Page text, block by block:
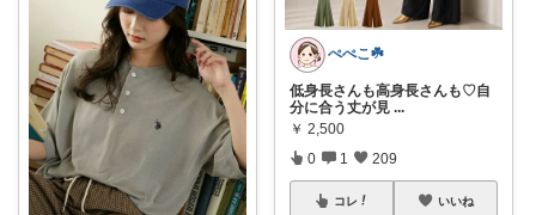
ぺぺこ☘️
低身長さんも高身長さんも♡自
分に合う丈が見 ...
￥ 2,500
0 1 209
コレ いいね